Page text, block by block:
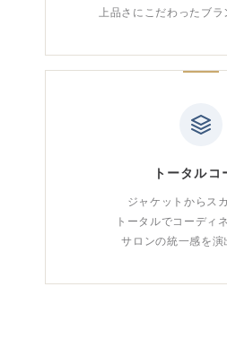
上品さにこだわったブラ
トータルコ
ジャケットからス
トータルでコーディ
サロンの統一感を演